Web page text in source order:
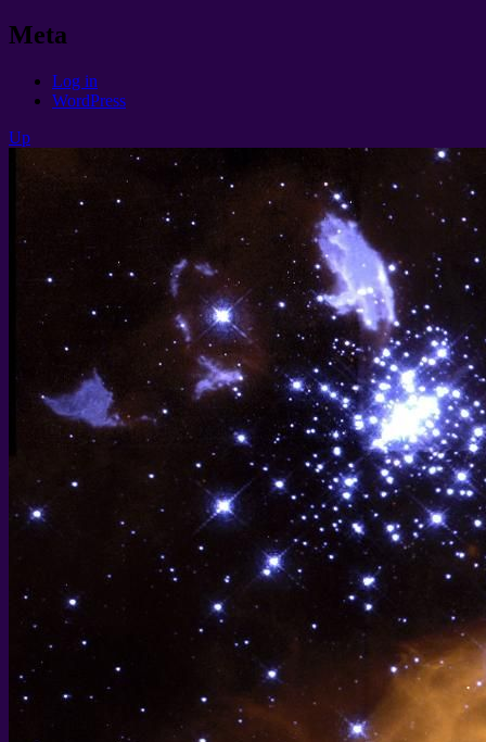
Meta
Log in
WordPress
Up